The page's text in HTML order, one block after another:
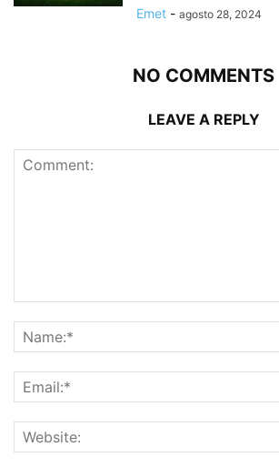
Emet - agosto 28, 2024
NO COMMENTS
LEAVE A REPLY